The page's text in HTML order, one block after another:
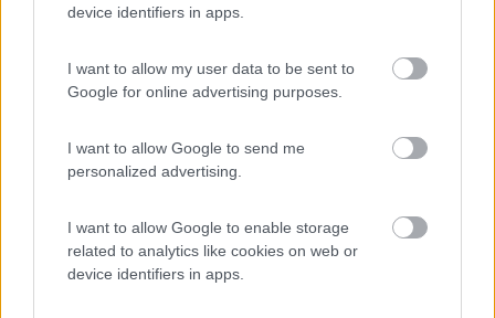
device identifiers in apps.
I want to allow my user data to be sent to
Google for online advertising purposes.
I want to allow Google to send me
personalized advertising.
I want to allow Google to enable storage
related to analytics like cookies on web or
device identifiers in apps.
Pedro2